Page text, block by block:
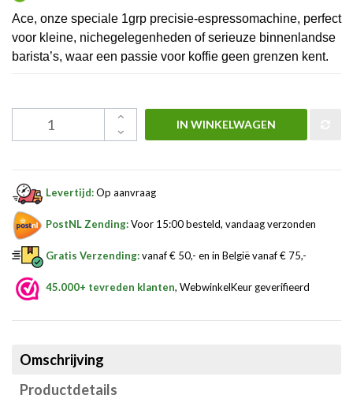
Ace, onze speciale 1grp precisie-espressomachine, perfect
voor kleine, nichegelegenheden of serieuze binnenlandse
barista’s, waar een passie voor koffie geen grenzen kent.
IN WINKELWAGEN
Levertijd:Op aanvraag
PostNL Zending:Voor 15:00 besteld, vandaag verzonden
Gratis Verzending:vanaf € 50,- en in België vanaf € 75,-
45.000+ tevreden klanten, WebwinkelKeur geverifieerd
Omschrijving
Productdetails